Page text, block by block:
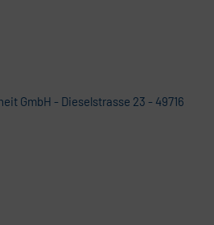
GmbH - Dieselstrasse 23 - 49716